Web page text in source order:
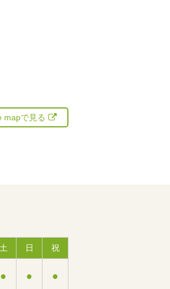
mapで見る
土 日 祝
● ● ●